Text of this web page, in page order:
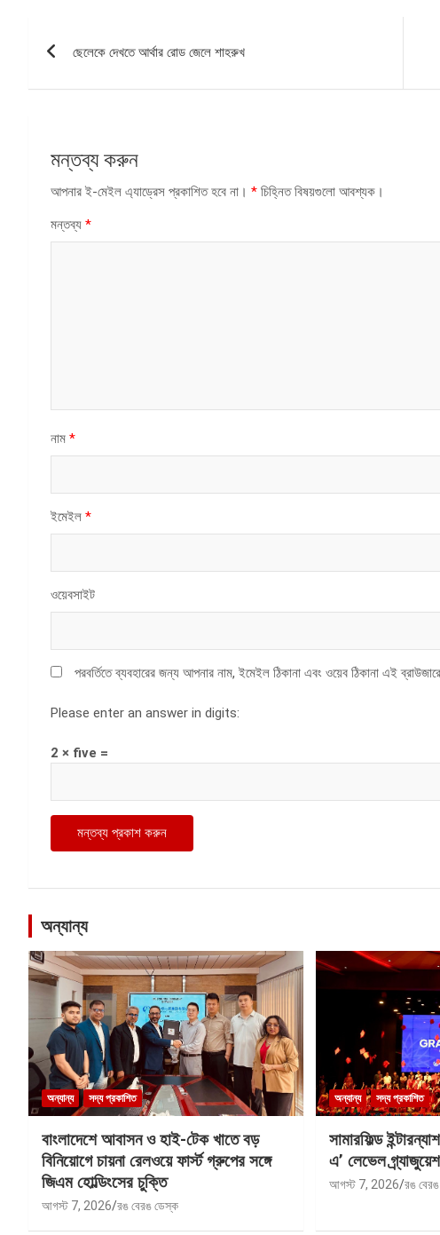
ছেলেকে দেখতে আর্থার রোড জেলে শাহরুখ
মন্তব্য করুন
আপনার ই-মেইল এ্যাড্রেস প্রকাশিত হবে না। * চিহ্নিত বিষয়গুলো আবশ্যক।
মন্তব্য *
নাম *
ইমেইল *
ওয়েবসাইট
পরবর্তিতে ব্যবহারের জন্য আপনার নাম, ইমেইল ঠিকানা এবং ওয়েব ঠিকানা এই
Please enter an answer in digits:
2 × five =
অন্যান্য
অন্যান্য সদ্য প্রকাশিত
বাংলাদেশে আবাসন ও হাই-টেক খাতে বড়
বিনিয়োগে চায়না রেলওয়ে ফার্স্ট গ্রুপের সঙ্গে
জিএম হোল্ডিংসের চুক্তি
আগস্ট 7, 2026 রঙ বেরঙ ডেস্ক
অন্যান্য সদ্য প্রকাশিত
সামারফিল্ড
এ’ লেভেল
আগস্ট 7, 2026 রঙ